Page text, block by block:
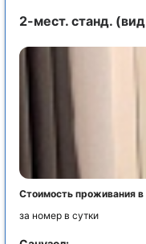
Стоимость проживания
за номер в сутки
2-мест. станд.